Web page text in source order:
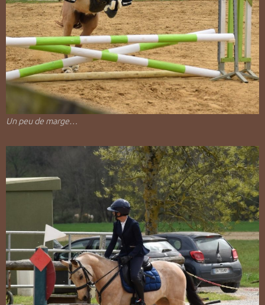
Un peu de marge…